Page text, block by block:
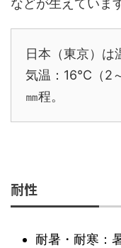
などが生えていま
日本（東京）は
気温：16℃（2
㎜程。
耐性
耐暑・耐寒：